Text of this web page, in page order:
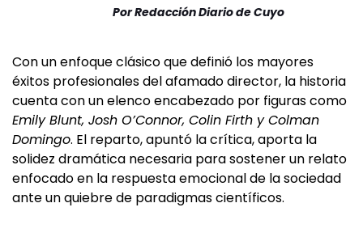
PorRedacción Diario de Cuyo
Con un enfoque clásico que definió los mayores
éxitos profesionales del afamado director, la historia
cuenta con un elenco encabezado por figuras como
Emily Blunt, Josh O’Connor, Colin Firth y Colman
Domingo. El reparto, apuntó la crítica, aporta la
solidez dramática necesaria para sostener un relato
enfocado en la respuesta emocional de la sociedad
ante un quiebre de paradigmas científicos.